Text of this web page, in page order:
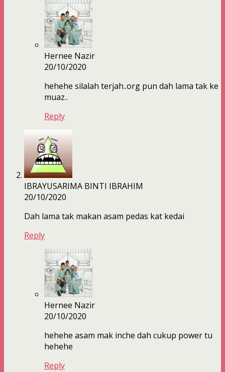
Hernee Nazir
20/10/2020
hehehe silalah terjah..org pun dah lama tak ke
muaz..
Reply
IBRAYUSARIMA BINTI IBRAHIM
20/10/2020
Dah lama tak makan asam pedas kat kedai
Reply
Hernee Nazir
20/10/2020
hehehe asam mak inche dah cukup power tu
hehehe
Reply